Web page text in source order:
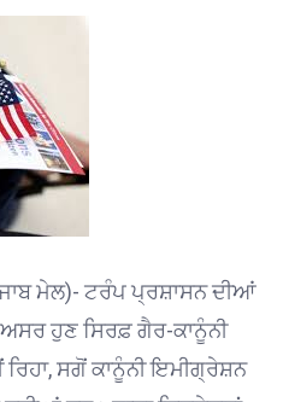
ਮੇਲ)- ਟਰੰਪ ਪ੍ਰਸ਼ਾਸਨ ਦੀਆਂ
ਹੁਣ ਸਿਰਫ਼ ਗੈਰ-ਕਾਨੂੰਨੀ
ਸਗੋਂ ਕਾਨੂੰਨੀ ਇਮੀਗ੍ਰੇਸ਼ਨ